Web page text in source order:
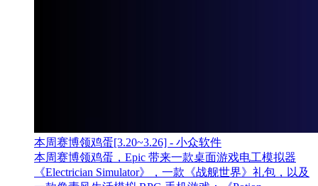
本周赛博领鸡蛋[3.20~3.26] - 小众软件
本周赛博领鸡蛋，Epic 带来一款桌面游戏电工模拟器
《Electrician Simulator》，一款《战舰世界》礼包，以及